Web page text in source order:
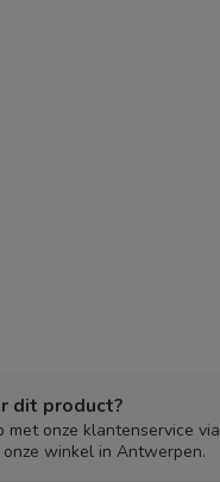
dit product?
met onze klantenservice via
winkel in Antwerpen.